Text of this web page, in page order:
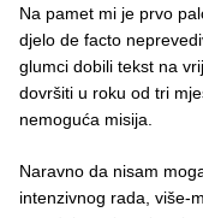
Na pamet mi je prvo
djelo de facto
glumci dobili tekst na
dovršiti u roku od tri
nemoguća misija.
Naravno da nisam
intenzivnog rada, više-